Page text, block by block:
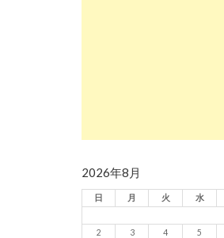
2026年8月
日 月 火 水
2
3 4 5